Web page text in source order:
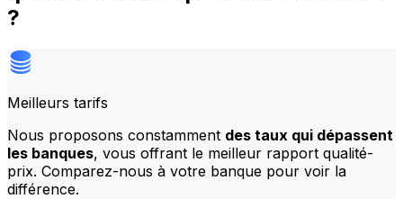
?
Meilleurs tarifs
Nous proposons constamment des taux qui dépassent
les banques, vous offrant le meilleur rapport qualité-
prix. Comparez-nous à votre banque pour voir la
différence.